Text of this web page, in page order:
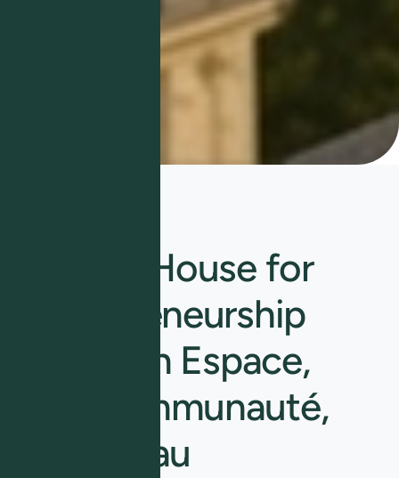
African House for
Entrepreneurship
Paris : Un Espace,
une Communauté,
un Réseau